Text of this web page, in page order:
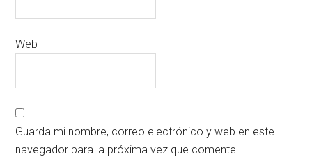
Web
Guarda mi nombre, correo electrónico y web en este
navegador para la próxima vez que comente.